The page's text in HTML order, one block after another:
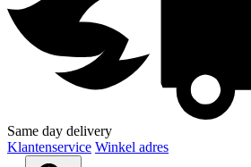
Same day delivery
Klantenservice Winkel adres